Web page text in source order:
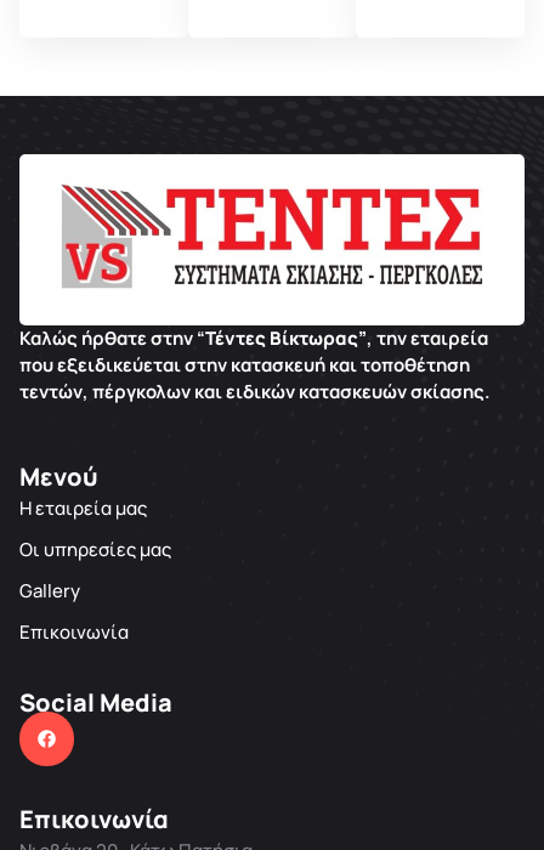
Καλώς ήρθατε στην “Τέντες Βίκτωρας”, την εταιρεία
που εξειδικεύεται στην κατασκευή και τοποθέτηση
τεντών, πέργκολων και ειδικών κατασκευών σκίασης.
Μενού
Η εταιρεία μας
Οι υπηρεσίες μας
Gallery
Επικοινωνία
Social Media
Επικοινωνία